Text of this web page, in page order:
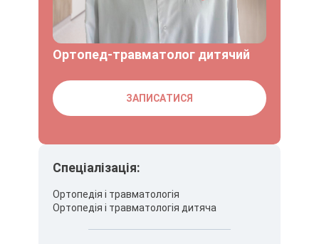
Ортопед-травматолог дитячий
ЗАПИСАТИСЯ
Спеціалізація:
Ортопедія і травматологія
Ортопедія і травматологія дитяча